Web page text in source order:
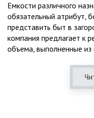
также отнести:
безупречное качество
стойкость к высокому
ненаполненном
полная герметичность,
Емкости различного
обязательный атрибут,
представить быт в
компания предлагает к
объема, выполненные из
одна из основных сфер
это организация